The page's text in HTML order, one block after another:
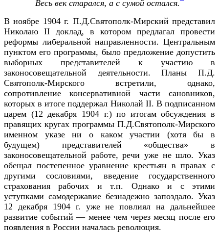
Весь век старался, а с сумой остался.
В ноябре 1904 г. П.Д.Святополк-Мирский представил
Николаю II доклад, в котором предлагал провести
реформы либеральной направленности. Центральным
пунктом его программы, было предложение допустить
выборных представителей к участию в
законосовещательной деятельности. Планы П.Д.
Святополк-Мирского встретили, однако,
сопротивление консервативной части сановников,
которых в итоге поддержал Николай II. В подписанном
царем (12 декабря 1904 г.) по итогам обсуждения в
правящих кругах программы П.Д.Святополк-Мирского
именном указе ни о каком участии (хотя бы в
будущем) представителей «общества» в
законосовещательной работе, речи уже не шло. Указ
обещал постепенное уравнение крестьян в правах с
другими сословиями, введение государственного
страхования рабочих и т.п. Однако и с этими
уступками самодержавие безнадежно запоздало. Указ
12 декабря 1904 г. уже не повлиял на дальнейшее
развитие событий — менее чем через месяц после его
появления в России началась революция.